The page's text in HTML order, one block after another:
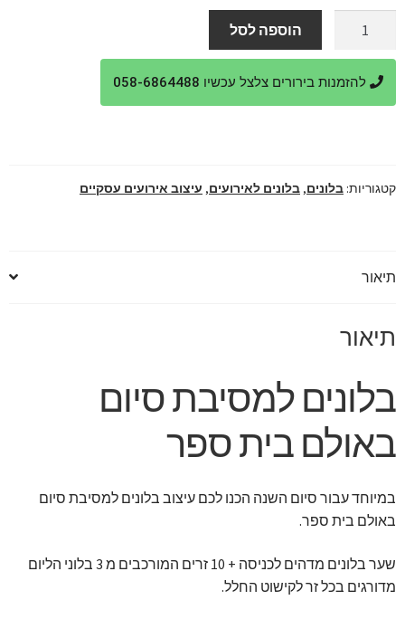
היה:
₪900.
הוא:
₪840.
בלונים
למסיבת
סיום
הוספה לסל
להזמנות בירורים צלצל עכשיו 058-6864488
קטגוריות: בלונים, בלונים לאירועים, עיצוב אירועים עסקיים
תיאור
תיאור
בלונים למסיבת סיום
באולם בית ספר
במיוחד עבור סיום השנה הכנו לכם עיצוב בלונים למסיבת סיום
באולם בית ספר.
שער בלונים מדהים לכניסה + 10 זרים המורכבים מ 3 בלוני הליום
מדורגים בכל זר לקישוט החלל.